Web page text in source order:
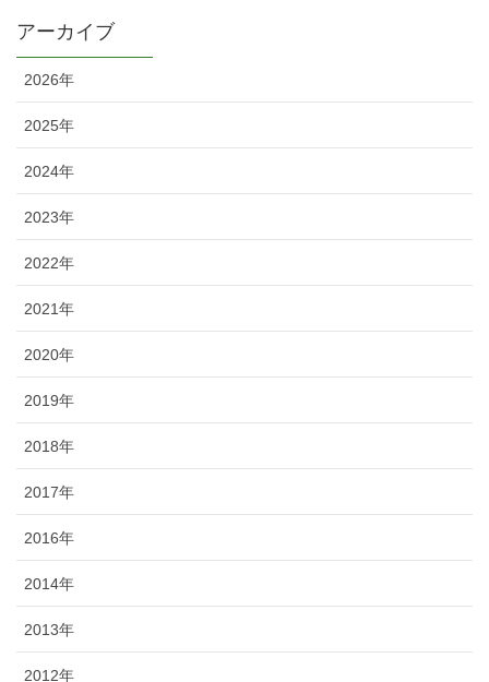
アーカイブ
2026年
2025年
2024年
2023年
2022年
2021年
2020年
2019年
2018年
2017年
2016年
2014年
2013年
2012年